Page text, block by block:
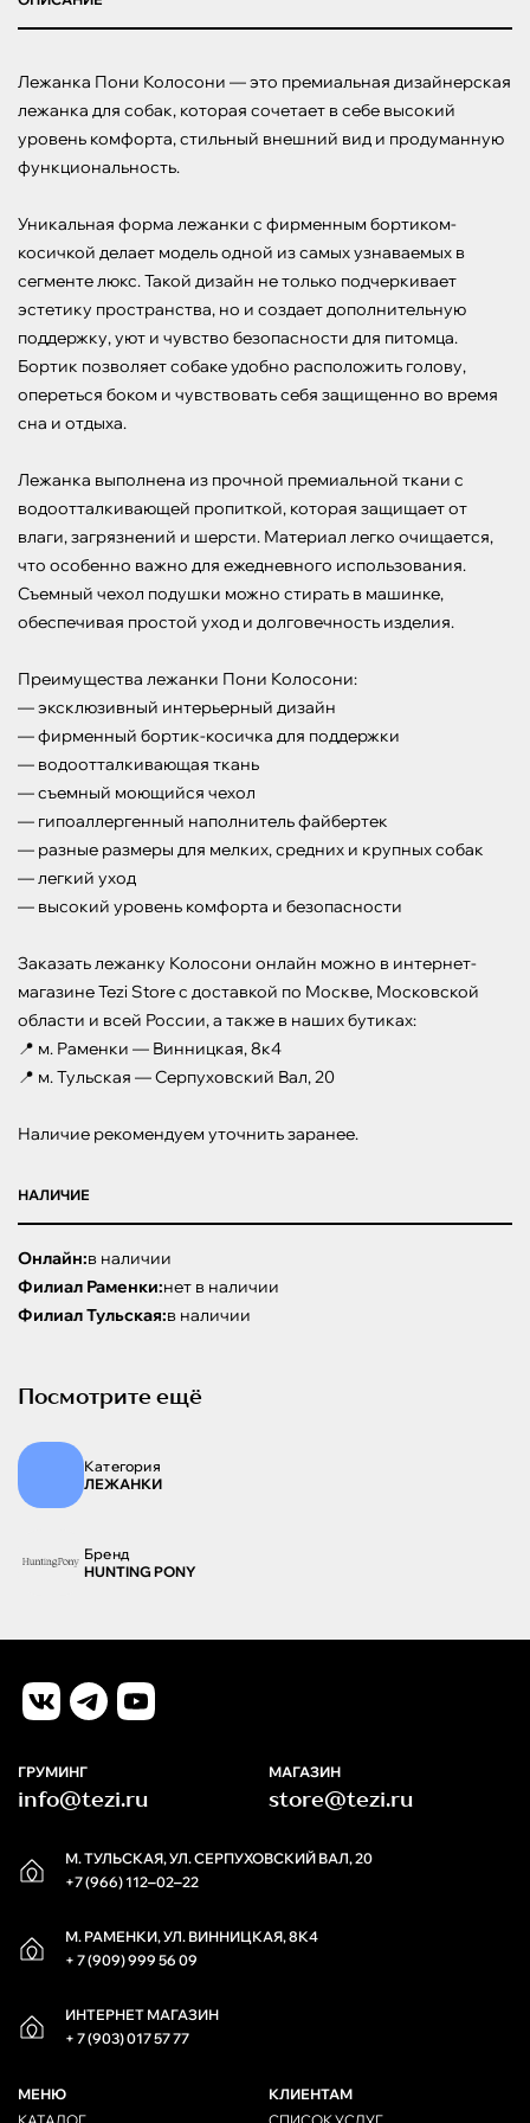
Лежанка Пони Колосони — это премиальная дизайнерская
лежанка для собак, которая сочетает в себе высокий
уровень комфорта, стильный внешний вид и продуманную
функциональность.
Уникальная форма лежанки с фирменным бортиком-
косичкой делает модель одной из самых узнаваемых в
сегменте люкс. Такой дизайн не только подчеркивает
эстетику пространства, но и создает дополнительную
поддержку, уют и чувство безопасности для питомца.
Бортик позволяет собаке удобно расположить голову,
опереться боком и чувствовать себя защищенно во время
сна и отдыха.
Лежанка выполнена из прочной премиальной ткани с
водоотталкивающей пропиткой, которая защищает от
влаги, загрязнений и шерсти. Материал легко очищается,
что особенно важно для ежедневного использования.
Съемный чехол подушки можно стирать в машинке,
обеспечивая простой уход и долговечность изделия.
Преимущества лежанки Пони Колосони:
— эксклюзивный интерьерный дизайн
— фирменный бортик-косичка для поддержки
— водоотталкивающая ткань
— съемный моющийся чехол
— гипоаллергенный наполнитель файбертек
— разные размеры для мелких, средних и крупных собак
— легкий уход
— высокий уровень комфорта и безопасности
Заказать лежанку Колосони онлайн можно в интернет-
магазине Tezi Store с доставкой по Москве, Московской
области и всей России, а также в наших бутиках:
📍 м. Раменки — Винницкая, 8к4
📍 м. Тульская — Серпуховский Вал, 20
Наличие рекомендуем уточнить заранее.
НАЛИЧИЕ
Онлайн:в наличии
Филиал Раменки:нет в наличии
Филиал Тульская:в наличии
Посмотрите ещё
Категория
ЛЕЖАНКИ
Бренд
HUNTING PONY
М. ТУЛЬСКАЯ, УЛ. СЕРПУХОВСКИЙ ВАЛ, 20
+7 (966) 112‒02‒22
М. РАМЕНКИ, УЛ. ВИННИЦКАЯ, 8К4
+ 7 (909) 999 56 09
ИНТЕРНЕТ МАГАЗИН
+ 7 (903) 017 57 77
ГРУМИНГ
info@tezi.ru
МАГАЗИН
store@tezi.ru
МЕНЮ
КЛИЕНТАМ